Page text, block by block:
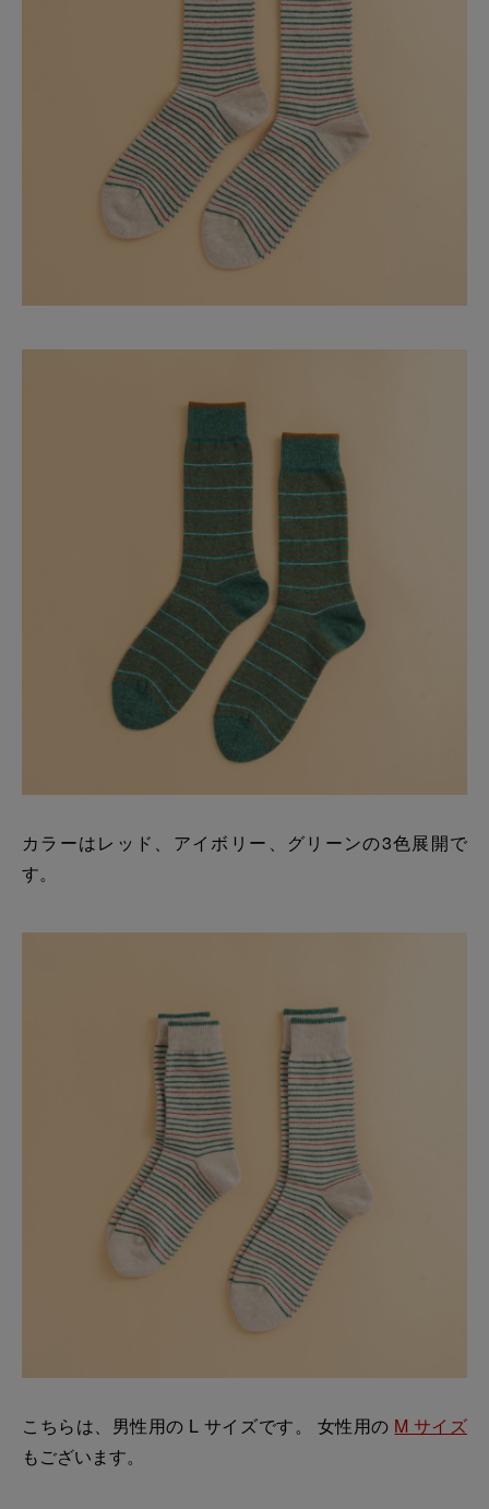
カラーはレッド、アイボリー、グリーンの3色展開で
す。
こちらは、男性用の L サイズです。 女性用の M サイズ
もございます。